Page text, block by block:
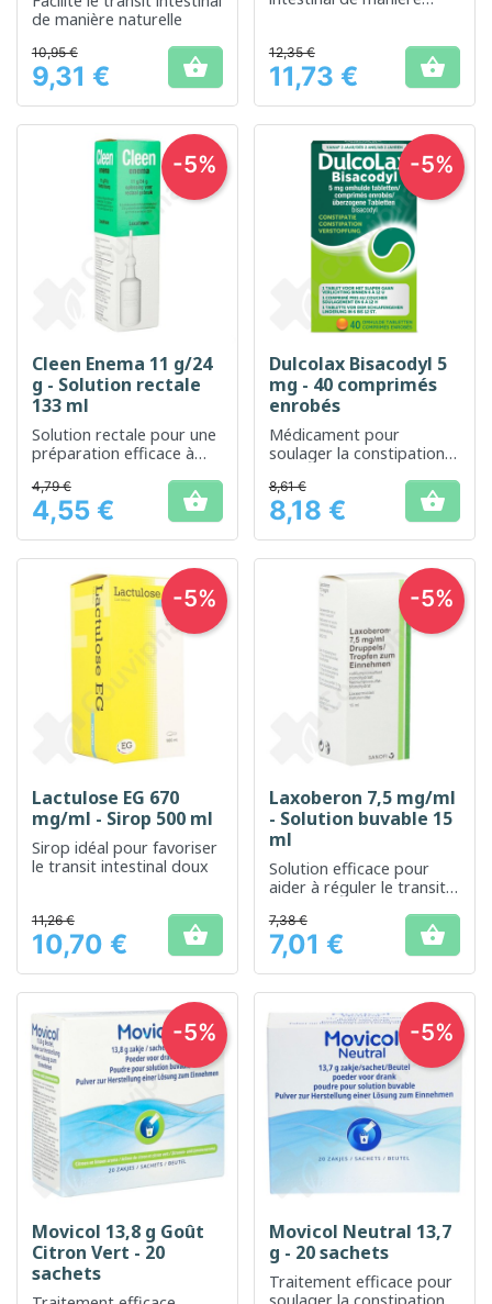
de manière naturelle
Prix
10,95 €
9,31 €  Prix
12,35 €
11,73 € 
Cleen Enema 11 g/24
g - Solution rectale
133 ml
Solution rectale pour une
préparation efficace à
Prix
4,79 €
4,55 € 
-5%
Dulcolax Bisacodyl 5
mg - 40 comprimés
enrobés
Médicament pour
soulager la constipation
Prix
8,61 €
8,18 € 
-5%
Lactulose EG 670
mg/ml - Sirop 500 ml
Sirop idéal pour favoriser
le transit intestinal doux
Prix
11,26 €
10,70 € 
-5%
Laxoberon 7,5 mg/ml
- Solution buvable 15
ml
Solution efficace pour
aider à réguler le transit
Prix
7,38 €
7,01 € 
-5%
Movicol 13,8 g Goût
Citron Vert - 20
sachets
-5%
Movicol Neutral 13,7
g - 20 sachets
Traitement efficace pour
-5%